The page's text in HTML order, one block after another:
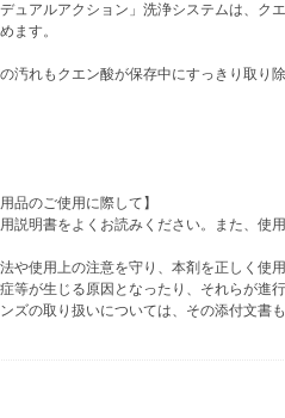
ュアルアクション」洗浄システムは、ク
ます。
汚れもクエン酸が保存中にすっきり取り除
品のご使用に際して】
説明書をよくお読みください。また、使
や使用上の注意を守り、本剤を正しく使
等が生じる原因となったり、それらが進
ズの取り扱いについては、その添付文書